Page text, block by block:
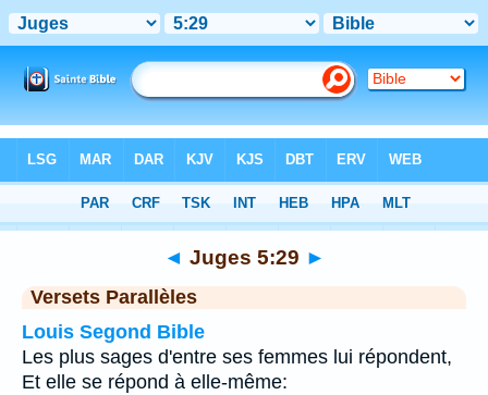
Chapitre 5> Verset 29
◄ Juges 5:29 ►
Versets Parallèles
Louis Segond Bible
Les plus sages d'entre ses femmes lui répondent,
Et elle se répond à elle-même: